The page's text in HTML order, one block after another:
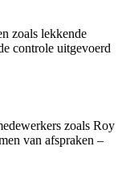
zoals lekkende
controle uitgevoerd
zoals Roy
van afspraken –